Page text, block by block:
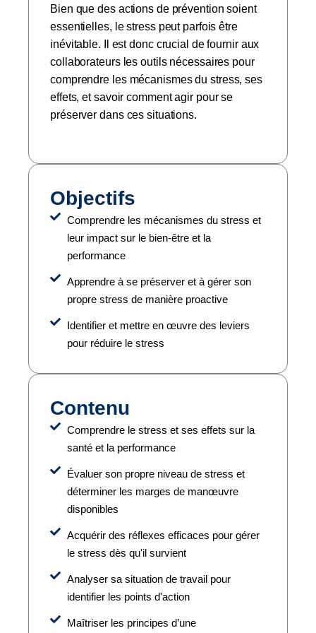
Bien que des actions de prévention soient
essentielles, le stress peut parfois être
inévitable. Il est donc crucial de fournir aux
collaborateurs les outils nécessaires pour
comprendre les mécanismes du stress, ses
effets, et savoir comment agir pour se
préserver dans ces situations.
Objectifs
Comprendre les mécanismes du stress et
leur impact sur le bien-être et la
performance
Apprendre à se préserver et à gérer son
propre stress de manière proactive
Identifier et mettre en œuvre des leviers
pour réduire le stress
Contenu
Comprendre le stress et ses effets sur la
santé et la performance
Évaluer son propre niveau de stress et
déterminer les marges de manœuvre
disponibles
Acquérir des réflexes efficaces pour gérer
le stress dès qu'il survient
Analyser sa situation de travail pour
identifier les points d'action
Maîtriser les principes d’une